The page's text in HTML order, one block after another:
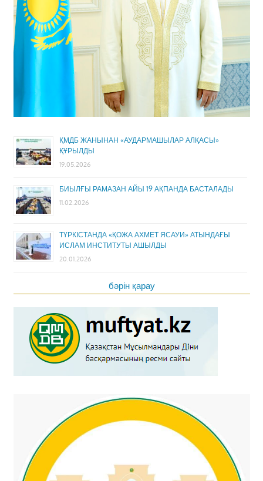
ҚМДБ ЖАНЫНАН «АУДАРМАШЫЛАР АЛҚАСЫ»
ҚҰРЫЛДЫ
19.05.2026
БИЫЛҒЫ РАМАЗАН АЙЫ 19 АҚПАНДА БАСТАЛАДЫ
11.02.2026
ТҮРКІСТАНДА «ҚОЖА АХМЕТ ЯСАУИ» АТЫНДАҒЫ
ИСЛАМ ИНСТИТУТЫ АШЫЛДЫ
20.01.2026
бәрін қарау